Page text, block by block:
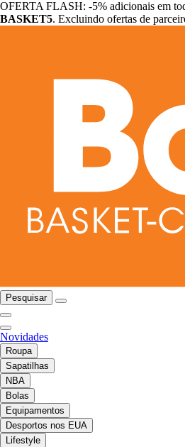
OFERTA FLASH: -5% adicionais em
BASKET5. Excluindo ofertas de
Pesquisar
Novidades
Roupa
Sapatilhas
NBA
Bolas
Equipamentos
Desportos nos EUA
Lifestyle